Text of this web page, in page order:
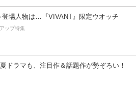
登場人物は…『VIVANT』限定ウオッチ
ップ特集
ドラマも、注目作＆話題作が勢ぞろい！